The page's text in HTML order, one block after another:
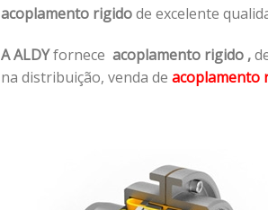
acoplamento rigidode excelente
A ALDYfornece acoplamento rigido ,
na distribuição, venda de acoplamento